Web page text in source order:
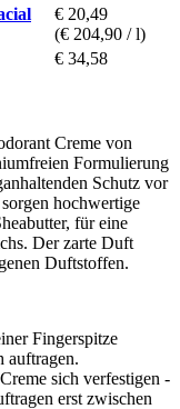
€ 20,49
(€ 204,90 / l)
€ 34,58
Creme von
Formulierung
Schutz vor
hochwertige
für eine
Der zarte Duft
Duftstoffen.
Fingerspitze
auftragen.
sich verfestigen -
erst zwischen